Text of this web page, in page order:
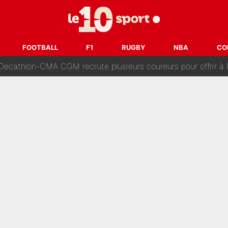
FOOTBALL F1 RUGBY NBA
Jean-Jacques Goldman et Mylène Farmer, le nouveau sélectionneur de
Barcelone ? Les coulisses de la signature historique de
CMA CGM recrute plusieurs coureurs pour offrir à Paul Seixas une